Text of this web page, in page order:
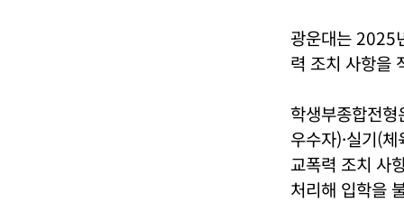
광운대는 2025
력 조치 사항을
학생부종합전
우수자)·실기(
교폭력 조치 사
처리해 입학을